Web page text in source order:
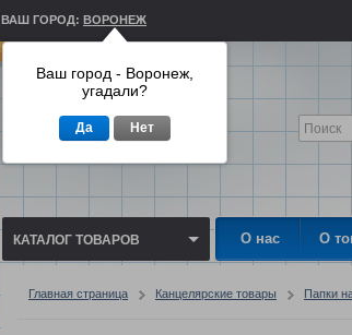
ВАШ ГОРОД: ВОРОНЕЖ
КАТАЛОГ ТОВАРОВ О нас О
Главная страница Канцелярские товары Папки
Ваш город - Воронеж,
угадали?
Да Нет